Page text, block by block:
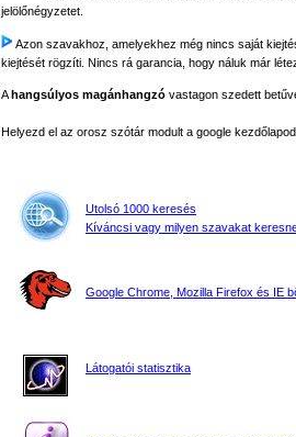
jelölőnégyzetet.
Azon szavakhoz, amelyekhez még nincs saját
kiejtését rögzíti. Nincs rá garancia, hogy náluk már
Ahangsúlyos magánhangzó vastagon szedett
Helyezd el az orosz szótár modult a google
Utolsó 1000 keresés
Kíváncsi vagy milyen szavakat
Google Chrome, Mozilla Firefox és IE
Látogatói statisztika